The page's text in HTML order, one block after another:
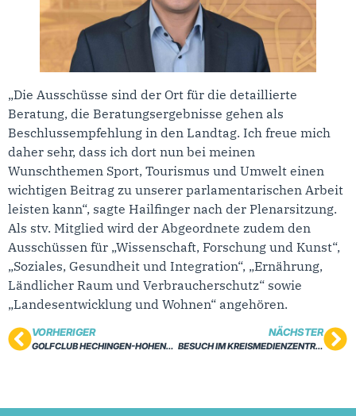
„Die Ausschüsse sind der Ort für die detaillierte
Beratung, die Beratungsergebnisse gehen als
Beschlussempfehlung in den Landtag. Ich freue mich
daher sehr, dass ich dort nun bei meinen
Wunschthemen Sport, Tourismus und Umwelt einen
wichtigen Beitrag zu unserer parlamentarischen Arbeit
leisten kann“, sagte Hailfinger nach der Plenarsitzung.
Als stv. Mitglied wird der Abgeordnete zudem den
Ausschüssen für „Wissenschaft, Forschung und Kunst“,
„Soziales, Gesundheit und Integration“, „Ernährung,
Ländlicher Raum und Verbraucherschutz“ sowie
„Landesentwicklung und Wohnen“ angehören.
VORHERIGER
GOLFCLUB HECHINGEN-HOHENZOLLERN E.V.
NÄCHSTER
BESUCH IM KREISMEDIENZENTRUM